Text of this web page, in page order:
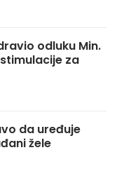
odluku Min.
za
da uređuje
žele